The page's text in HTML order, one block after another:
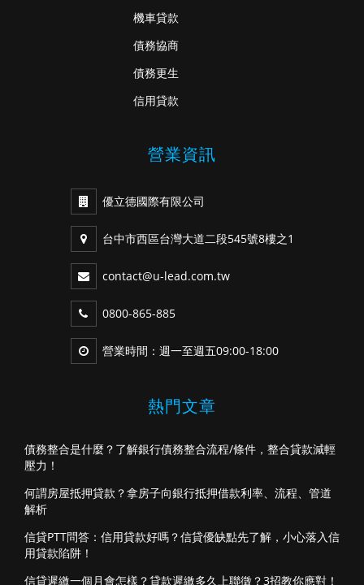
機車貸款
債務協商
債務更生
信用貸款
營業資訊
優立德國際有限公司
台中市西區台灣大道二段545號8樓之1
contact@u-lead.com.tw
0800-865-885
營業時間：週一至週五09:00-18:00
熱門文章
債務整合是什麼？了解銀行債務整合流程/條件，整合貸款減輕
壓力！
何謂房屋抵押貸款？拿房子向銀行抵押借款利率、流程、管道
解析
信貸PTT問答：信用貸款好嗎？信貸優缺點先了解，小心落入信
用貸款陷阱！
信貸遲繳一個月會怎樣？貸款遲繳多久上聯徵？3招教你應對！